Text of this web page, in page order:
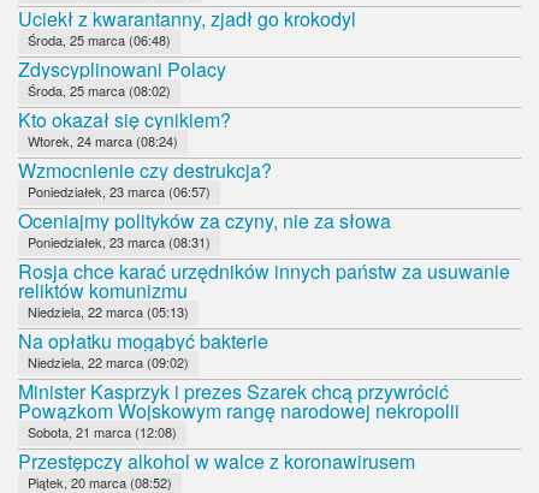
Uciekł z kwarantanny, zjadł go krokodyl
Środa, 25 marca (06:48)
Zdyscyplinowani Polacy
Środa, 25 marca (08:02)
Kto okazał się cynikiem?
Wtorek, 24 marca (08:24)
Wzmocnienie czy destrukcja?
Poniedziałek, 23 marca (06:57)
Oceniajmy polityków za czyny, nie za słowa
Poniedziałek, 23 marca (08:31)
Rosja chce karać urzędników innych państw za usuwanie
reliktów komunizmu
Niedziela, 22 marca (05:13)
Na opłatku mogąbyć bakterie
Niedziela, 22 marca (09:02)
Minister Kasprzyk i prezes Szarek chcą przywrócić
Powązkom Wojskowym rangę narodowej nekropolii
Sobota, 21 marca (12:08)
Przestępczy alkohol w walce z koronawirusem
Piątek, 20 marca (08:52)